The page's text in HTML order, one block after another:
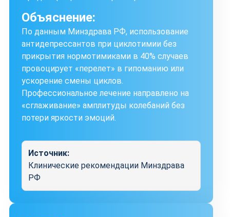
Объяснение:
По данным Минздрава РФ, использование
антидепрессантов при циклотимии без
прикрытия нормотимиками в 40% случаев
провоцирует «перелет» в гипоманию или
ускорение смены циклов.
Профессиональное лечение направлено на
«сглаживание» амплитуды колебаний без
потери яркости эмоций.
Источник:
Клинические рекомендации Минздрава
РФ